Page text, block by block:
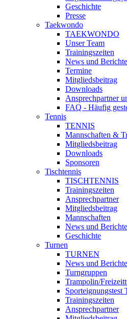
Geschichte
Presse
Taekwondo
TAEKWONDO
Unser Team
Trainingszeiten
News und Berichte
Termine
Mitgliedsbeitrag
Downloads
Ansprechpartner
FAQ - Häufig
Tennis
TENNIS
Mannschaften &
Mitgliedsbeitrag
Downloads
Sponsoren
Tischtennis
TISCHTENNIS
Trainingszeiten
Ansprechpartner
Mitgliedsbeitrag
Mannschaften
News und Berichte
Geschichte
Turnen
TURNEN
News und Berichte
Turngruppen
Trampolin/
Sporteignungstest
Trainingszeiten
Ansprechpartner